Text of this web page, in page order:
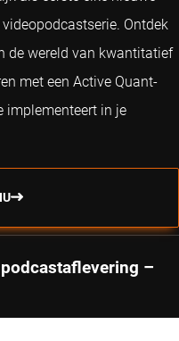
Ontdek
de wereld van kwantitatief
met een Active Quant-
implementeert in je
–